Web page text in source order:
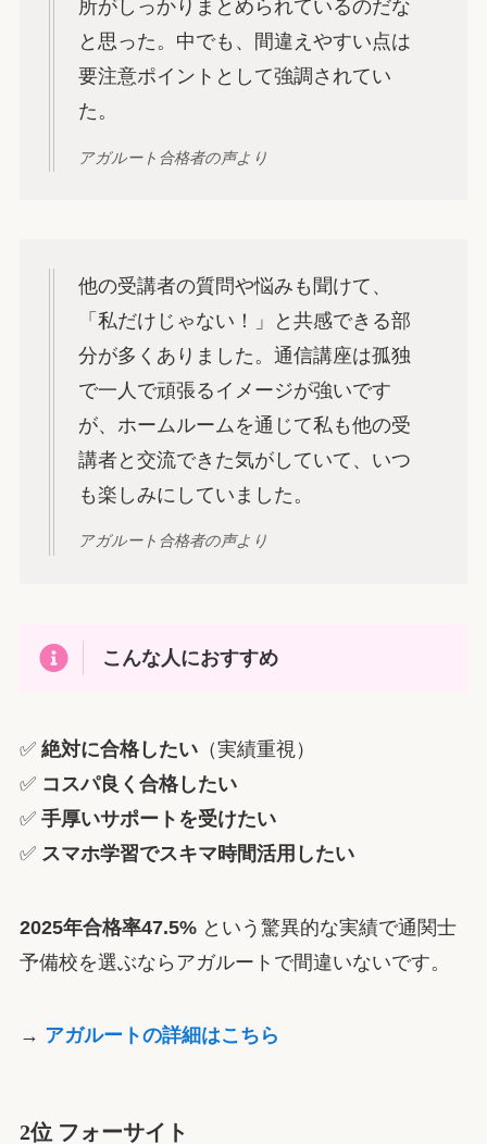
所がしっかりまとめられているのだな
と思った。中でも、間違えやすい点は
要注意ポイントとして強調されてい
た。
アガルート合格者の声より
他の受講者の質問や悩みも聞けて、
「私だけじゃない！」と共感できる部
分が多くありました。通信講座は孤独
で一人で頑張るイメージが強いです
が、ホームルームを通じて私も他の受
講者と交流できた気がしていて、いつ
も楽しみにしていました。
アガルート合格者の声より
こんな人におすすめ
✅ 絶対に合格したい（実績重視）
✅ コスパ良く合格したい
✅ 手厚いサポートを受けたい
✅ スマホ学習でスキマ時間活用したい
2025年合格率47.5%という驚異的な実績で通関士
予備校を選ぶならアガルートで間違いないです。
→ アガルートの詳細はこちら
2位 フォーサイト